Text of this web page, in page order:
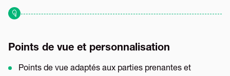
Points de vue et personnalisation
Points de vue adaptés aux parties prenantes et